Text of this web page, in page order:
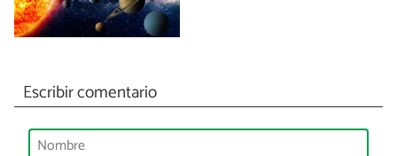
Escribir comentario